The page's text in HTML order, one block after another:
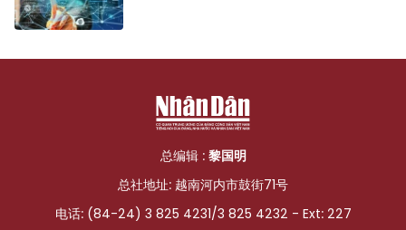
总编辑 : 黎国明
总社地址: 越南河内市鼓街71号
电话: (84-24) 3 825 4231/3 825 4232 - Ext: 227